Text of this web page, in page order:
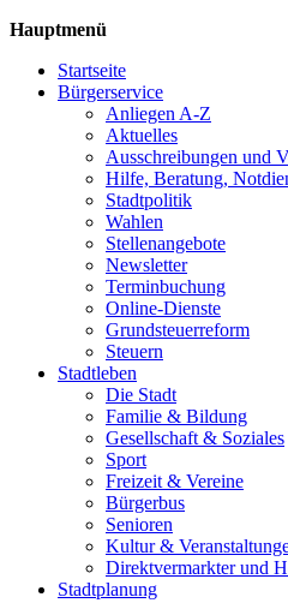
Hauptmenü
Startseite
Bürgerservice
Anliegen A-Z
Aktuelles
Ausschreibungen und
Hilfe, Beratung,
Stadtpolitik
Wahlen
Stellenangebote
Newsletter
Terminbuchung
Online-Dienste
Grundsteuerreform
Steuern
Stadtleben
Die Stadt
Familie & Bildung
Gesellschaft & Soziales
Sport
Freizeit & Vereine
Bürgerbus
Senioren
Kultur &
Direktvermarkter und
Stadtplanung